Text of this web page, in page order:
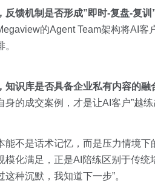
反馈机制是否形成”即时-复盘-复训
的Agent Team架构将AI客
。
知识库是否具备企业私有内容的融
身的成交案例，才是让AI客户”越练
能不是话术记忆，而是压力情境
模化满足，正是AI陪练区别于传统
这种沉默，我知道下一步”。